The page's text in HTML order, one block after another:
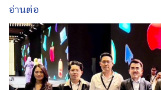
อ่านต่อ